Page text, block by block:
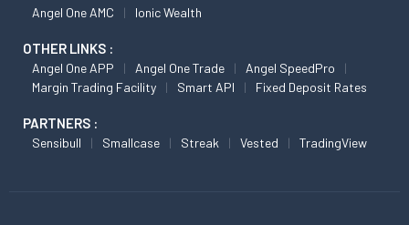
Angel One AMC Ionic Wealth
OTHER LINKS :
Angel One APP Angel One Trade
Angel SpeedPro
Margin Trading Facility
Smart API Fixed Deposit Rates
PARTNERS :
Sensibull Smallcase Streak Vested TradingView